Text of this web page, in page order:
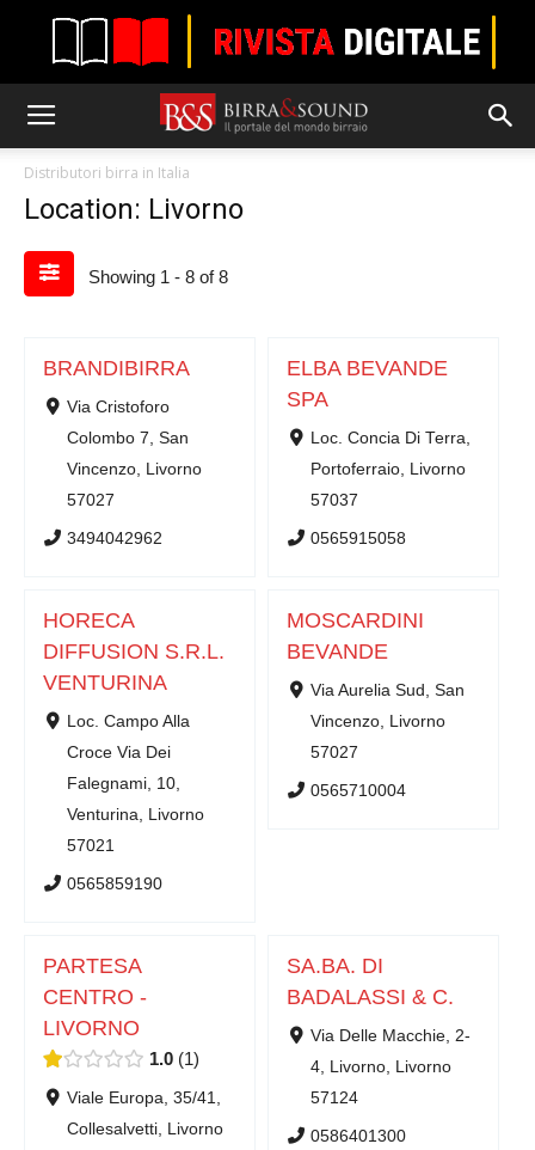
Distributori birra in Italia
Location: Livorno
Showing 1 - 8 of 8
BRANDIBIRRA
Via Cristoforo
Colombo 7, San
Vincenzo, Livorno
57027
3494042962
ELBA BEVANDE
SPA
Loc. Concia Di Terra,
Portoferraio, Livorno
57037
0565915058
HORECA
DIFFUSION S.R.L.
VENTURINA
Loc. Campo Alla
Croce Via Dei
Falegnami, 10,
Venturina, Livorno
57021
0565859190
MOSCARDINI
BEVANDE
Via Aurelia Sud, San
Vincenzo, Livorno
57027
0565710004
PARTESA
CENTRO -
LIVORNO
1.0 1
Viale Europa, 35/41,
Collesalvetti, Livorno
SA.BA. DI
BADALASSI & C.
Via Delle Macchie, 2-
4, Livorno, Livorno
57124
0586401300